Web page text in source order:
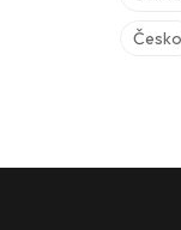
Česko